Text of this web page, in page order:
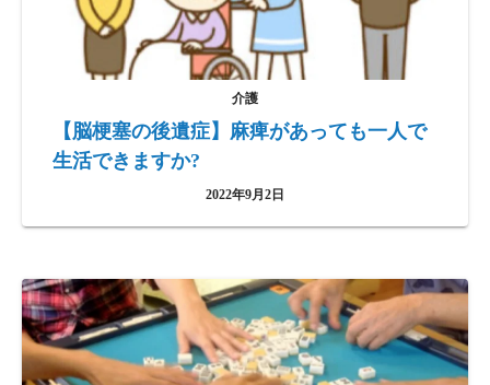
介護
【脳梗塞の後遺症】麻痺があっても一人で
生活できますか?
2022年9月2日